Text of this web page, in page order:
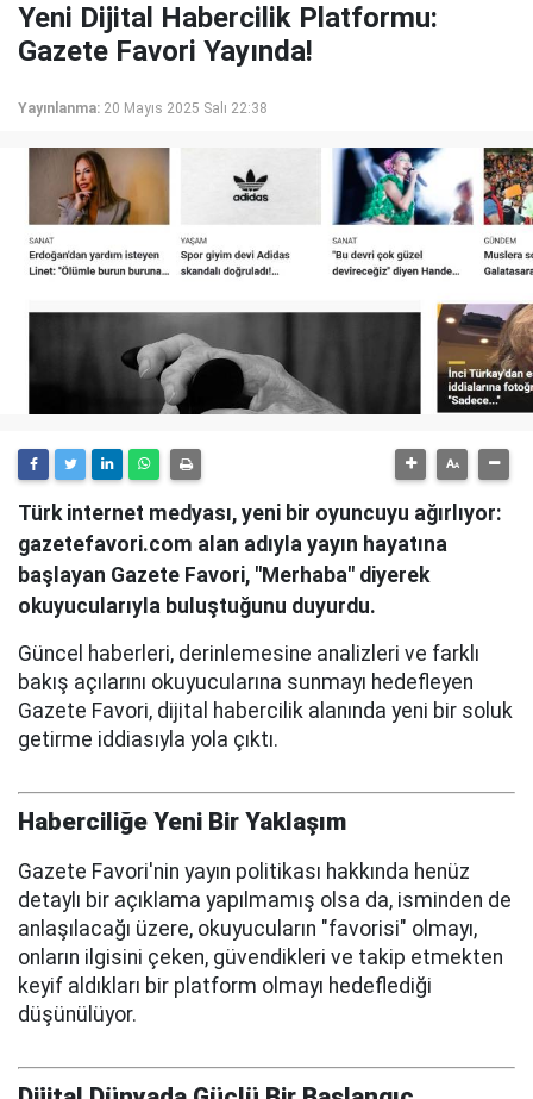
Yeni Dijital Habercilik Platformu:
Gazete Favori Yayında!
Yayınlanma: 20 Mayıs 2025 Salı 22:38
Türk internet medyası, yeni bir oyuncuyu ağırlıyor:
gazetefavori.com alan adıyla yayın hayatına
başlayan Gazete Favori, "Merhaba" diyerek
okuyucularıyla buluştuğunu duyurdu.
Güncel haberleri, derinlemesine analizleri ve farklı
bakış açılarını okuyucularına sunmayı hedefleyen
Gazete Favori, dijital habercilik alanında yeni bir soluk
getirme iddiasıyla yola çıktı.
Haberciliğe Yeni Bir Yaklaşım
Gazete Favori'nin yayın politikası hakkında henüz
detaylı bir açıklama yapılmamış olsa da, isminden de
anlaşılacağı üzere, okuyucuların "favorisi" olmayı,
onların ilgisini çeken, güvendikleri ve takip etmekten
keyif aldıkları bir platform olmayı hedeflediği
düşünülüyor.